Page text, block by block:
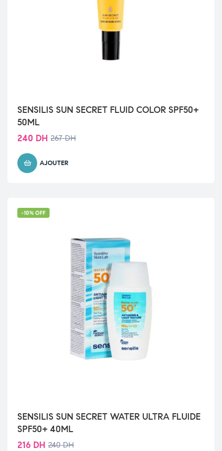
SENSILIS SUN SECRET FLUID COLOR SPF50+
50ML
267DH
240 DH
AJOUTER
-10% OFF
SENSILIS SUN SECRET WATER ULTRA FLUIDE
SPF50+ 40ML
240DH
216 DH